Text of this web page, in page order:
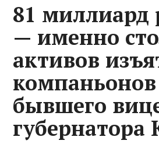
81 миллиард
— именно
активов
компаньонов
бывшего
губернатора